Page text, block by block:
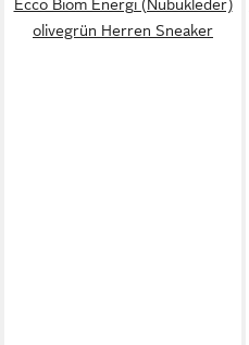
Ecco Biom Energi (Nubukleder)
olivegrün Herren Sneaker